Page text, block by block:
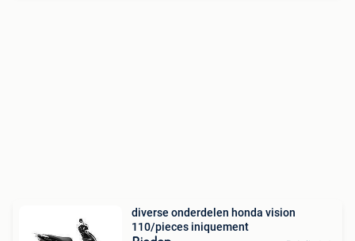
diverse onderdelen honda vision
110/pieces iniquement